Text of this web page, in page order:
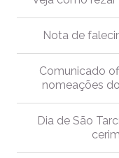
Nota de
Comunicado
nomeações
Dia de São